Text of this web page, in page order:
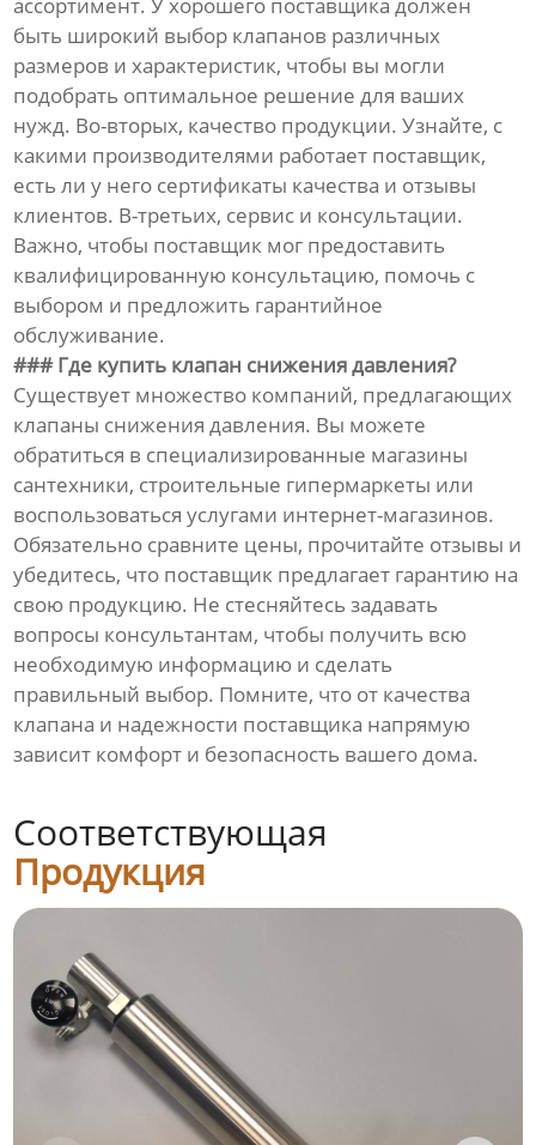
ассортимент. У хорошего поставщика должен
быть широкий выбор клапанов различных
размеров и характеристик, чтобы вы могли
подобрать оптимальное решение для ваших
нужд. Во-вторых, качество продукции. Узнайте, с
какими производителями работает поставщик,
есть ли у него сертификаты качества и отзывы
клиентов. В-третьих, сервис и консультации.
Важно, чтобы поставщик мог предоставить
квалифицированную консультацию, помочь с
выбором и предложить гарантийное
обслуживание.
### Где купить клапан снижения давления?
Существует множество компаний, предлагающих
клапаны снижения давления. Вы можете
обратиться в специализированные магазины
сантехники, строительные гипермаркеты или
воспользоваться услугами интернет-магазинов.
Обязательно сравните цены, прочитайте отзывы и
убедитесь, что поставщик предлагает гарантию на
свою продукцию. Не стесняйтесь задавать
вопросы консультантам, чтобы получить всю
необходимую информацию и сделать
правильный выбор. Помните, что от качества
клапана и надежности поставщика напрямую
зависит комфорт и безопасность вашего дома.
Соответствующая
Продукция